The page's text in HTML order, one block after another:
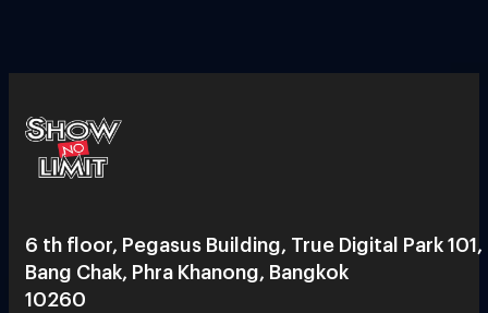
6 th floor, Pegasus Building, True Digital Park 101,
Bang Chak, Phra Khanong, Bangkok
10260